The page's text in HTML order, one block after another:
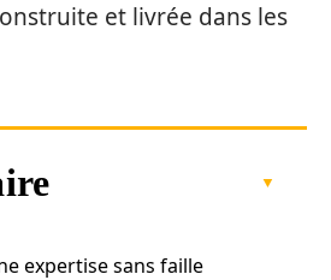
et livrée dans les
expertise sans faille